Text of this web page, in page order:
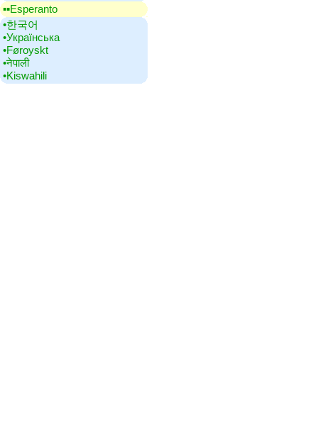
▪▪‎Esperanto
•‎한국어
•‎Українська
•‎Føroyskt
•‎नेपाली
•‎Kiswahili